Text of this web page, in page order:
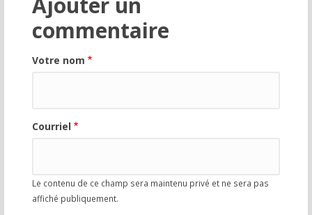
commentaire
Votre nom
Courriel
Le contenu de ce champ sera maintenu privé et ne sera pas
affiché publiquement.